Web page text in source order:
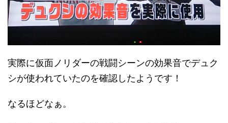
実際に仮面ノリダーの戦闘シーンの効果音でデュク
シが使われていたのを確認したようです！
なるほどなぁ。